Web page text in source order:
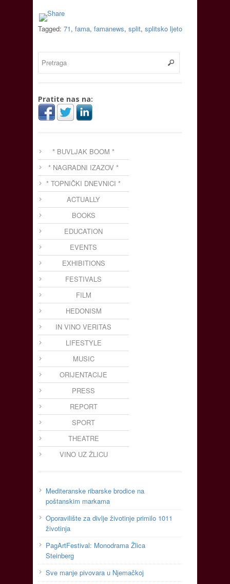
Tagged: 71, fama, famanews, split, splitsko ljeto
Pratite nas na:
* BUVLJAK BOOM *
* NAGRADNI IZAZOV *
* TOPNIČKI DNEVNICI *
ACTUALLY
BOOKS
EDUCATION
EVENTS
EXHIBITIONS
FESTIVALS
FILM
HEDONISM
IN VINO VERITAS
LIFESTYLE
MUSIC
ORIJENTACIJE
PRESS
REPORT
SPORT
THEATRE
VINO UZ ŽLICU
Mediteranske ribarske brodice na
poštanskim markama
Oporavilište za divlje životinje primilo 1011
životinja
PagArtFestival: Monodrama Žlica
Steinberg
Sve manje pivovara u Njemačkoj